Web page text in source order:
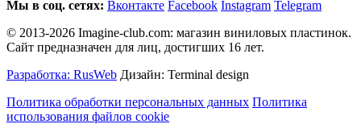
Мы в соц. сетях: Вконтакте Facebook Instagram Telegram
© 2013-2026 Imagine-club.com: магазин виниловых пластинок.
Сайт предназначен для лиц, достигших 16 лет.
Разработка: RusWeb Дизайн: Terminal design
Политика обработки персональных данных Политика
использования файлов cookie